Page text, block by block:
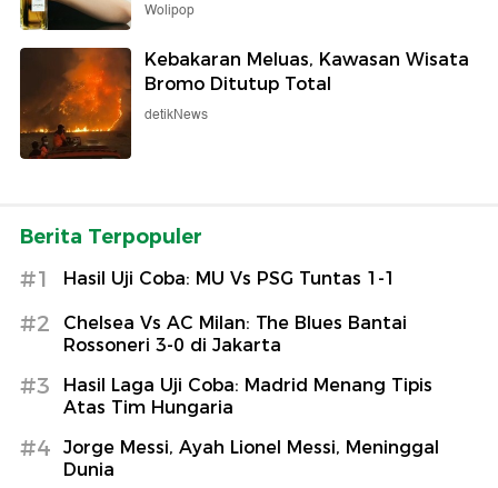
Wolipop
Kebakaran Meluas, Kawasan Wisata
Bromo Ditutup Total
detikNews
Berita Terpopuler
#1 Hasil Uji Coba: MU Vs PSG Tuntas 1-1
#2
Chelsea Vs AC Milan: The Blues Bantai
Rossoneri 3-0 di Jakarta
#3
Hasil Laga Uji Coba: Madrid Menang Tipis
Atas Tim Hungaria
#4
Jorge Messi, Ayah Lionel Messi, Meninggal
Dunia